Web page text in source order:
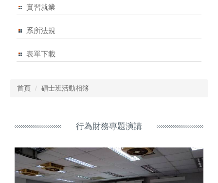
實習就業
系所法規
表單下載
首頁 碩士班活動相簿
行為財務專題演講